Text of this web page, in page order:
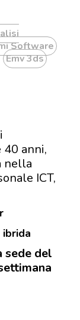
Software
Emv 3ds
anni,
nella
ICT,
sede del